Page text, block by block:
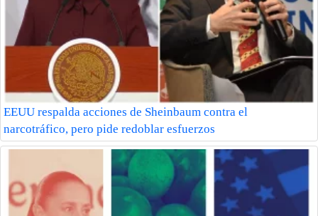
EEUU respalda acciones de Sheinbaum contra el
narcotráfico, pero pide redoblar esfuerzos